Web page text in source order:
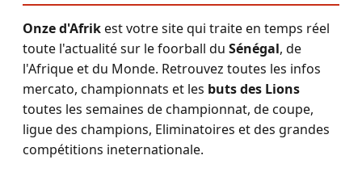
Onze d'Afrikest votre site qui traite en temps réel
toute l'actualité sur le foorball du Sénégal, de
l'Afrique et du Monde. Retrouvez toutes les infos
mercato, championnats et les buts des Lions
toutes les semaines de championnat, de coupe,
ligue des champions, Eliminatoires et des grandes
compétitions ineternationale.